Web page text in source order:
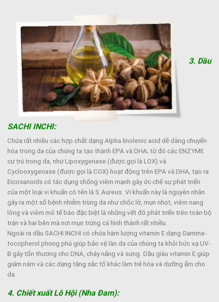
3. Dầu
SACHI INCHI:
Chứa rất nhiều các hợp chất dạng Alpha linolenic acid dễ dàng chuyển
hóa trong da của chúng ta tạo thành EPA và DHA; từ đó các ENZYME
cư trú trong da, như Lipoxygenase (được gọi là LOX) và
Cyclooxygenase (được gọi là COX) hoạt động trên EPA và DHA, tạo ra
Eicosanoids có tác dụng chống viêm mạnh gây ức chế sự phát triển
của một loại vi khuẩn có tên là S.Aureus. Vi khuẩn này là nguyên nhân
gây ra một số bệnh nhiễm trùng da như chốc lở, mụn nhọt, viêm nang
lông và viêm mô tế bào đặc biệt là những vết đỏ phát triển trên toàn bộ
trán và hai bên mà nơi mụn trứng cá hình thành rất nhiều.
Ngoài ra dầu SACHI INCHI có chứa hàm lượng vitamin E dạng Gamma-
tocopherol phong phú giúp bảo vệ làn da của chúng ta khỏi bức xạ UV-
B gây tổn thương cho DNA, cháy nắng và sưng. Dầu giàu vitamin E giúp
giảm nám và các dạng tăng sắc tố khác làm trẻ hóa và dưỡng ẩm cho
da.
4. Chiết xuất Lô Hội (Nha Đam):